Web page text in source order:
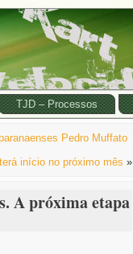
TJD – Processos
Pedro Muffato
início no próximo mês »
A próxima etapa